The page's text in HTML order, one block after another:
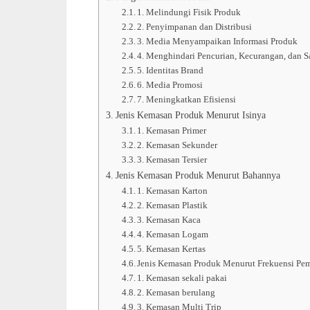
1. Melindungi Fisik Produk
2. Penyimpanan dan Distribusi
3. Media Menyampaikan Informasi Produk
4. Menghindari Pencurian, Kecurangan, dan
5. Identitas Brand
6. Media Promosi
7. Meningkatkan Efisiensi
Jenis Kemasan Produk Menurut Isinya
1. Kemasan Primer
2. Kemasan Sekunder
3. Kemasan Tersier
Jenis Kemasan Produk Menurut Bahannya
1. Kemasan Karton
2. Kemasan Plastik
3. Kemasan Kaca
4. Kemasan Logam
5. Kemasan Kertas
Jenis Kemasan Produk Menurut Frekuensi
1. Kemasan sekali pakai
2. Kemasan berulang
3. Kemasan Multi Trip